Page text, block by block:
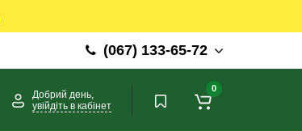
(067) 133-65-72
Добрий день,
увійдіть в кабінет
0